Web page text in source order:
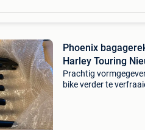
Phoenix
Harley Touring
Prachtig
bike verder te